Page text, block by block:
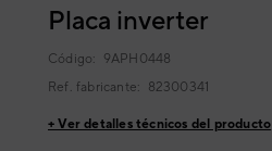
Placa inverter
Código: 9APH0448
Ref. fabricante: 82300341
+ Ver detalles técnicos del producto